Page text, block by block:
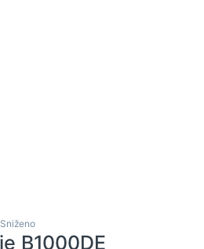
Sniženo
B1000DE